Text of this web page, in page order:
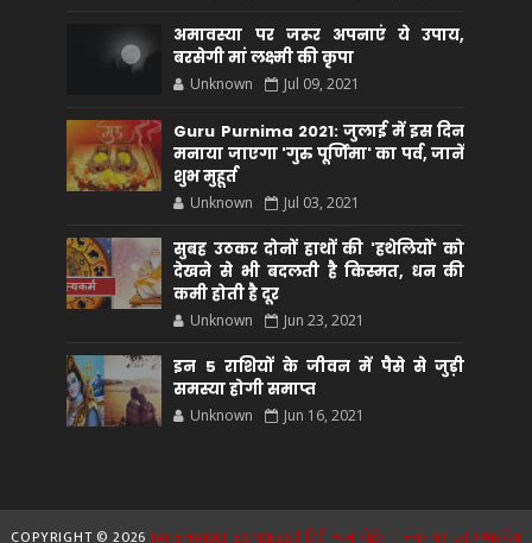
अमावस्या पर जरूर अपनाएं ये उपाय,
बरसेगी मां लक्ष्मी की कृपा
Unknown Jul 09, 2021
Guru Purnima 2021: जुलाई में इस दिन
मनाया जाएगा 'गुरु पूर्णिमा' का पर्व, जानें
शुभ मुहूर्त
Unknown Jul 03, 2021
सुबह उठकर दोनों हाथों की 'हथेलियों' को
देखने से भी बदलती है किस्मत, धन की
कमी होती है दूर
Unknown Jun 23, 2021
इन 5 राशियों के जीवन में पैसे से जुड़ी
समस्या होगी समाप्त
Unknown Jun 16, 2021
COPYRIGHT © 2026 JAI BHARAT EXPRESS | हिंदी न्यूज़ पोर्टल | जबलपुर एवं मध्यप्रदेश